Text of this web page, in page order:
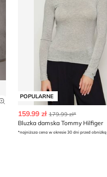
Zobacz szczegóły produktu
POPULARNE
159.99 zł 179.99 zł*
Bluzka damska Tommy Hilfiger
*najniższa cena w okresie 30 dni przed obniżką